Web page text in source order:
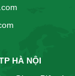
HÀ NỘI